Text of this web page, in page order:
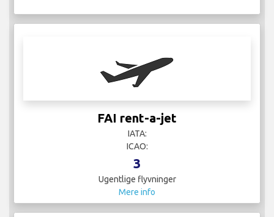
FAI rent-a-jet
IATA:
ICAO:
3
Ugentlige flyvninger
Mere info